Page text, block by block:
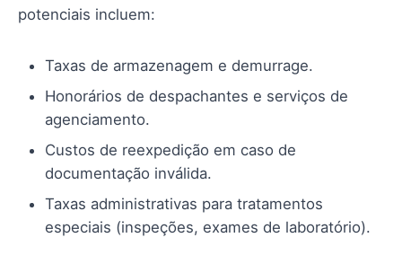
potenciais incluem:
Taxas de armazenagem e demurrage.
Honorários de despachantes e serviços de
agenciamento.
Custos de reexpedição em caso de
documentação inválida.
Taxas administrativas para tratamentos
especiais (inspeções, exames de laboratório).